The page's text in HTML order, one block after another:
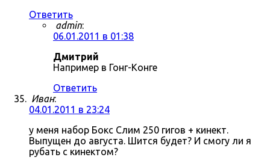
Ответить
admin:
06.01.2011 в 01:38
Дмитрий
Например в Гонг-Конге
Ответить
Иван:
04.01.2011 в 23:24
у меня набор Бокс Слим 250 гигов + кинект.
Выпущен до августа. Шится будет? И смогу ли я
рубать с кинектом?